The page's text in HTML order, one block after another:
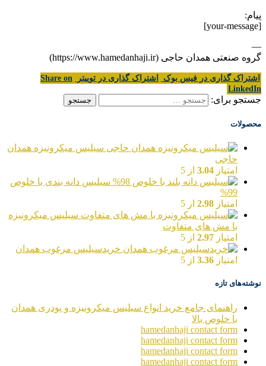
پیام:
[your-message]
—
گروه صنعتی همدان حاجی (https://www.hamedanhaji.ir)
اشتراک گذاری در فیس بوک اشتراک گذاری در توییتر
Share on
LinkedIn
جستجو برای:
محصولات
سیلیس میکرونیزه همدان
حاجی
امتیاز 3.04 از 5
سیلیس دانه بندی با خلوص
99%
امتیاز 2.98 از 5
سیلیس میکرونیزه
با مش های متفاوت
امتیاز 2.97 از 5
خریدسیلیس مرغوب همدان
امتیاز 3.36 از 5
نوشته‌های تازه
راهنمای جامع خرید انواع سیلیس میکرونیزه و پودری همدان
با خلوص بالا
hamedanhaji contact form
hamedanhaji contact form
hamedanhaji contact form
hamedanhaji contact form